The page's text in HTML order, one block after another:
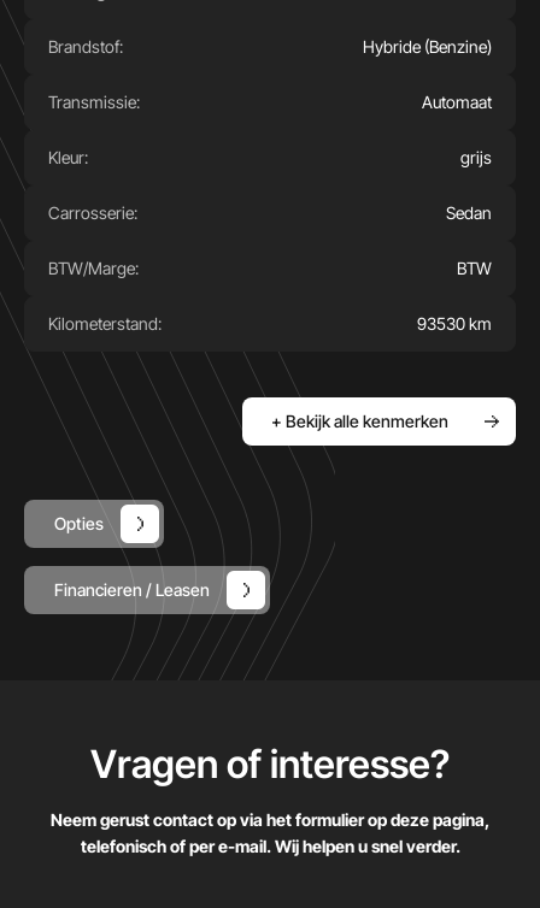
Brandstof: Hybride (Benzine)
Transmissie: Automaat
Kleur: grijs
Carrosserie: Sedan
BTW/Marge: BTW
Kilometerstand: 93530 km
+ Bekijk alle kenmerken
Opties
Financieren / Leasen
Vragen of interesse?
Neem gerust contact op via het formulier op deze pagina,
telefonisch of per e-mail. Wij helpen u snel verder.